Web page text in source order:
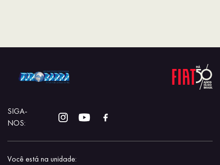
SIGA-
NOS:
Você está na unidade: